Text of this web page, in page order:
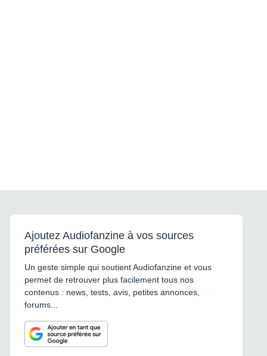
Ajoutez Audiofanzine à vos sources
préférées sur Google
Un geste simple qui soutient Audiofanzine et vous
permet de retrouver plus facilement tous nos
contenus : news, tests, avis, petites annonces,
forums...